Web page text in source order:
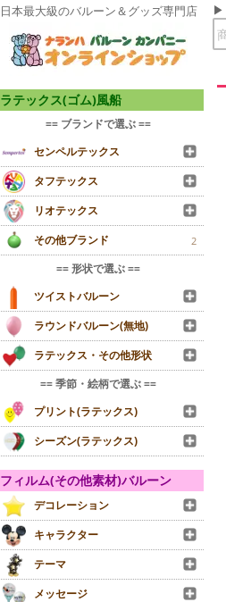
日本最大級のバルーン＆グッズ専門店
ラテックス(ゴム)風船
== ブランドで選ぶ ==
センペルテックス
タフテックス
リオテックス
その他ブランド
2
== 形状で選ぶ ==
ツイストバルーン
ラウンドバルーン(無地)
ラテックス・その他形状
== 季節・絵柄で選ぶ ==
プリント(ラテックス)
シーズン(ラテックス)
フィルム(その他素材)バルーン
デコレーション
キャラクター
テーマ
メッセージ